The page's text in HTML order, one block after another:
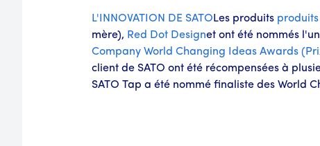
L'INNOVATION DE SATO Les produits produits
mère), Red Dot Designet ont été nommés
Company World Changing Ideas Awards
client de SATO ont été récompensées à
SATO Tap a été nommé finaliste des World